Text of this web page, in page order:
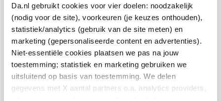
Da.nl gebruikt cookies voor vier doelen: noodzakelijk
(nodig voor de site), voorkeuren (je keuzes onthouden),
statistiek/analytics (gebruik van de site meten) en
marketing (gepersonaliseerde content en advertenties).
Niet-essentiële cookies plaatsen we pas na jouw
toestemming; statistiek en marketing gebruiken we
uitsluitend op basis van toestemming. We delen
gegevens met X aantal partners o.a. analytics providers,
Alpine Partyplug pro
transparant
1.0 Paar 22.99
Alpine Partyplug
transparant
Paar 14.99